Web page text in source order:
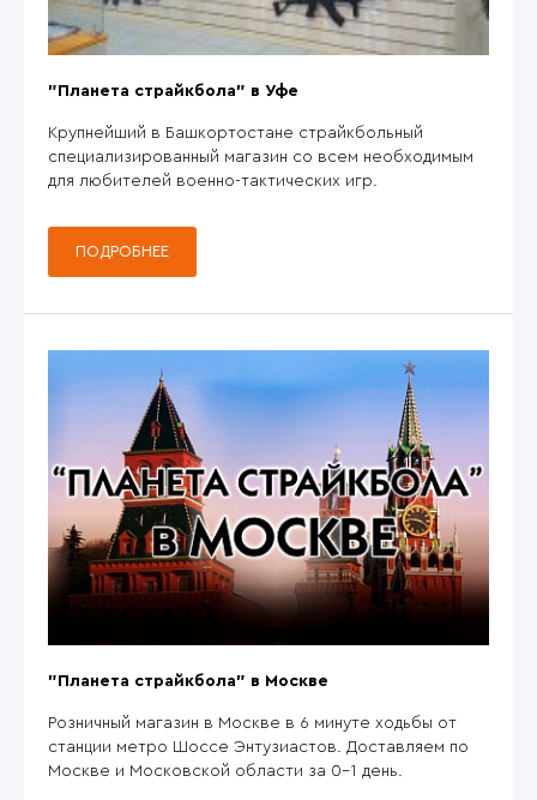
"Планета страйкбола" в Уфе
Крупнейший в Башкортостане страйкбольный
специализированный магазин со всем необходимым
для любителей военно-тактических игр.
ПОДРОБНЕЕ
"Планета страйкбола" в Москве
Розничный магазин в Москве в 6 минуте ходьбы от
станции метро Шоссе Энтузиастов. Доставляем по
Москве и Московской области за 0-1 день.